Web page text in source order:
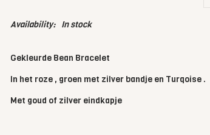
Availability: In stock
Gekleurde Bean Bracelet
In het roze , groen met zilver bandje en Turqoise .
Met goud of zilver eindkapje